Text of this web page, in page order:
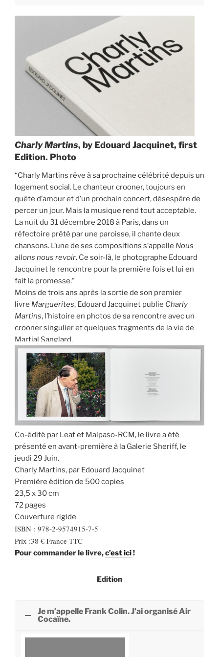
Charly Martins, by Edouard Jacquinet, first
Edition. Photo
“Charly Martins rêve à sa prochaine célébrité depuis un
logement social. Le chanteur crooner, toujours en
quête d’amour et d’un prochain concert, désespère de
percer un jour. Mais la musique rend tout acceptable.
La nuit du 31 décembre 2018 à Paris, dans un
réfectoire prêté par une paroisse, il chante deux
chansons. L’une de ses compositions s’appelle Nous
allons nous revoir. Ce soir-là, le photographe Edouard
Jacquinet le rencontre pour la première fois et lui en
fait la promesse.”
Moins de trois ans après la sortie de son premier
livre Marguerites, Edouard Jacquinet publie Charly
Martins, l’histoire en photos de sa rencontre avec un
crooner singulier et quelques fragments de la vie de
Martial Sanglard.
Co-édité par Leaf et Malpaso-RCM, le livre a été
présenté en avant-première à la Galerie Sheriff, le
jeudi 29 Juin.
Charly Martins, par Edouard Jacquinet
Première édition de 500 copies
23,5 x 30 cm
72 pages
Couverture rigide
ISBN : 978-2-9574915-7-5
Prix :38 € France TTC
Pour commander le livre,c’est ici!
Edition
Je m’appelle Frank Colin. J’ai organisé Air
Cocaïne.